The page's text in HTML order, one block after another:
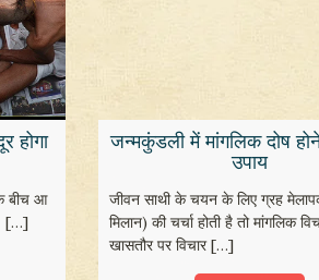
होगा
बीच आ
[…]
जन्मकुंडली में मांगलिक दोष
उपाय
जीवन साथी के चयन के लिए ग्रह
मिलान) की चर्चा होती है तो मांगलिक
खासतौर पर विचार[…]